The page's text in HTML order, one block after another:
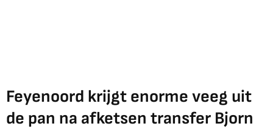
Feyenoord krijgt enorme veeg uit
de pan na afketsen transfer Bjorn